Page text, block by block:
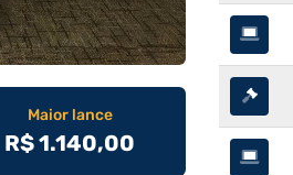
Maior lance
R$ 1.140,00